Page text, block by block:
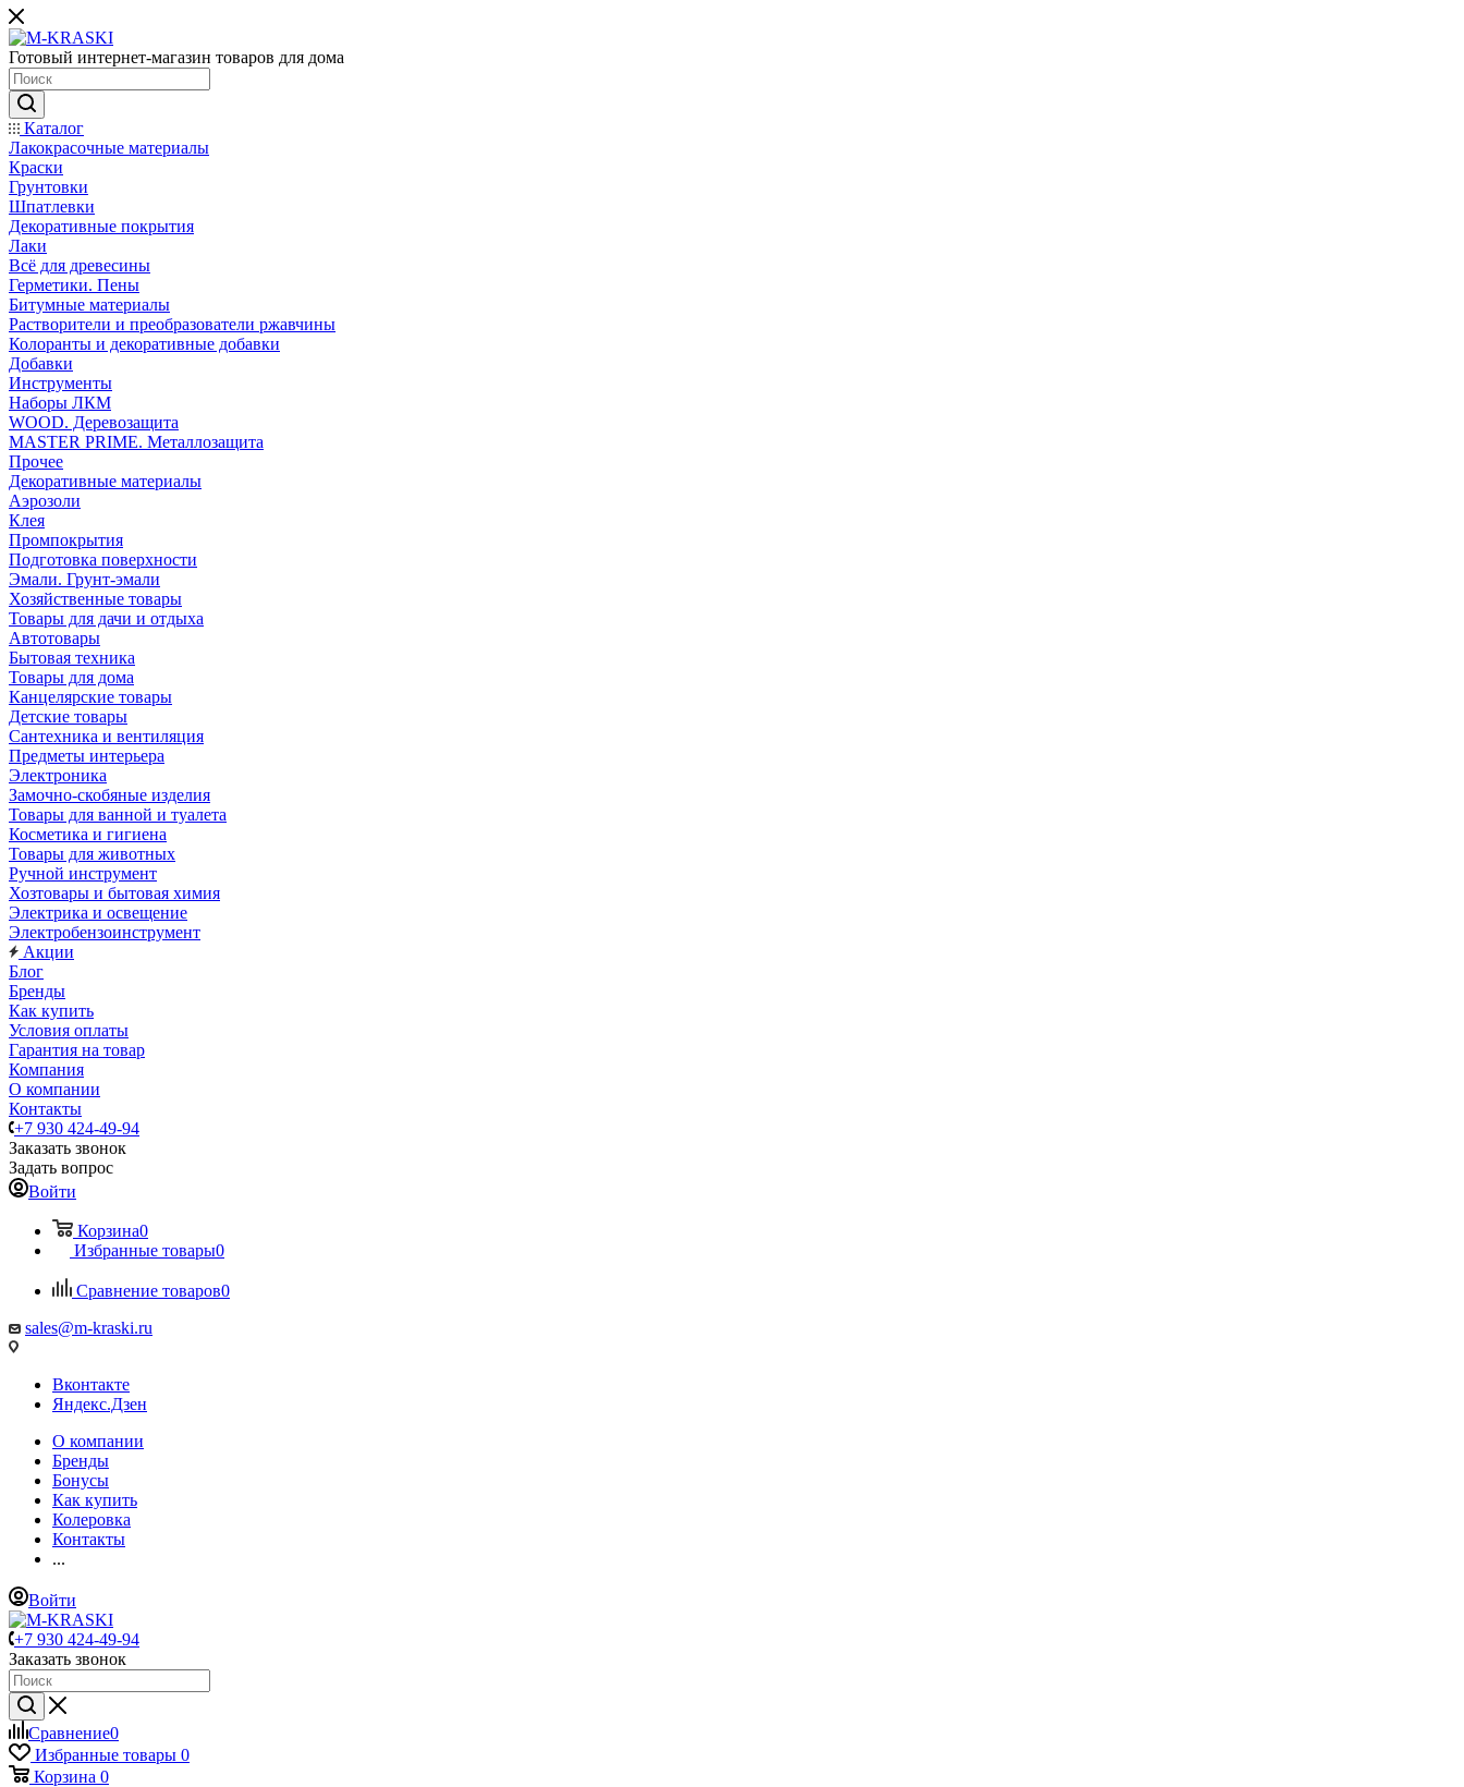
Готовый интернет-магазин товаров для дома
Каталог
Лакокрасочные материалы
Краски
Грунтовки
Шпатлевки
Декоративные покрытия
Лаки
Всё для древесины
Герметики. Пены
Битумные материалы
Растворители и преобразователи ржавчины
Колоранты и декоративные добавки
Добавки
Инструменты
Наборы ЛКМ
WOOD. Деревозащита
MASTER PRIME. Металлозащита
Прочее
Декоративные материалы
Аэрозоли
Клея
Промпокрытия
Подготовка поверхности
Эмали. Грунт-эмали
Хозяйственные товары
Товары для дачи и отдыха
Автотовары
Бытовая техника
Товары для дома
Канцелярские товары
Детские товары
Сантехника и вентиляция
Предметы интерьера
Электроника
Замочно-скобяные изделия
Товары для ванной и туалета
Косметика и гигиена
Товары для животных
Ручной инструмент
Хозтовары и бытовая химия
Электрика и освещение
Электробензоинструмент
Акции
Блог
Бренды
Как купить
Условия оплаты
Гарантия на товар
Компания
О компании
Контакты
+7 930 424-49-94
Заказать звонок
Задать вопрос
Войти
Корзина0
Избранные товары0
Сравнение товаров0
sales@m-kraski.ru
Вконтакте
Яндекс.Дзен
О компании
Бренды
Бонусы
Как купить
Колеровка
Контакты
...
Войти
+7 930 424-49-94
Заказать звонок
Сравнение0
Избранные товары 0
Корзина 0